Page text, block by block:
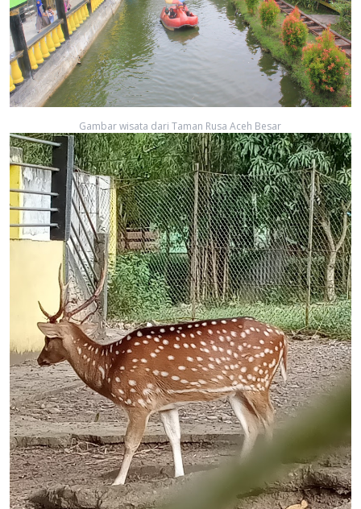
Gambar wisata dari Taman Rusa Aceh Besar